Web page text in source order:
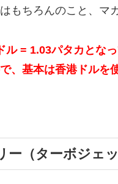
もちろんのこと、マ
ル = 1.03パタカとな
、基本は香港ドルを
ー（ターボジェッ